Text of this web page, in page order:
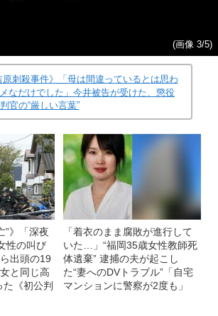
(画像 3/5)
原刺殺事件》「母は間違っているとは思わ
なだけでした」今井被告が受けた、懲役
官の“厳しい言葉”
”》「深夜
性の叫び
出頭の19
と同じ高
た《初公判
「着衣のまま腐敗が進行して
いた…」“福岡35歳女性教師死
体遺棄” 逮捕の夫が起こし
た“妻へのDVトラブル”「自宅
マンションに警察が2度も」